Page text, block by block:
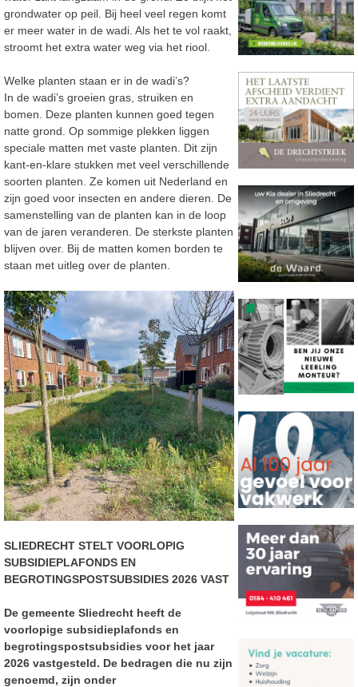
grondwater op peil. Bij heel veel regen komt
er meer water in de wadi. Als het te vol raakt,
stroomt het extra water weg via het riool.
Welke planten staan er in de wadi’s?
In de wadi’s groeien gras, struiken en
bomen. Deze planten kunnen goed tegen
natte grond. Op sommige plekken liggen
speciale matten met vaste planten. Dit zijn
kant-en-klare stukken met veel verschillende
soorten planten. Ze komen uit Nederland en
zijn goed voor insecten en andere dieren. De
samenstelling van de planten kan in de loop
van de jaren veranderen. De sterkste planten
blijven over. Bij de matten komen borden te
staan met uitleg over de planten.
SLIEDRECHT STELT VOORLOPIG
SUBSIDIEPLAFONDS EN
BEGROTINGSPOSTSUBSIDIES 2026 VAST
De gemeente Sliedrecht heeft de
voorlopige subsidieplafonds en
begrotingspostsubsidies voor het jaar
2026 vastgesteld. De bedragen die nu zijn
genoemd, zijn onder